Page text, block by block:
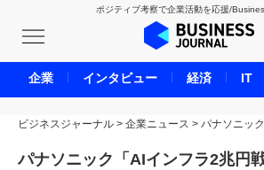
ポジティブ考察で企業活動を応援/
BUSINESS JOURNAL
UNICORN JOURNAL
CARBON CREDITS
IVS JOURNAL
ビジネスジャーナル > 企業ニュース > パナソニッ
パナソニック「AIインフラ2兆円
企業 インタビュー 経済 IT